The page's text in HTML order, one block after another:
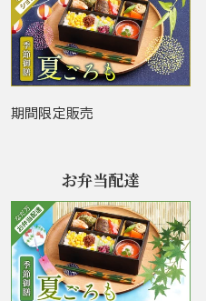
期間限定販売
お弁当配達